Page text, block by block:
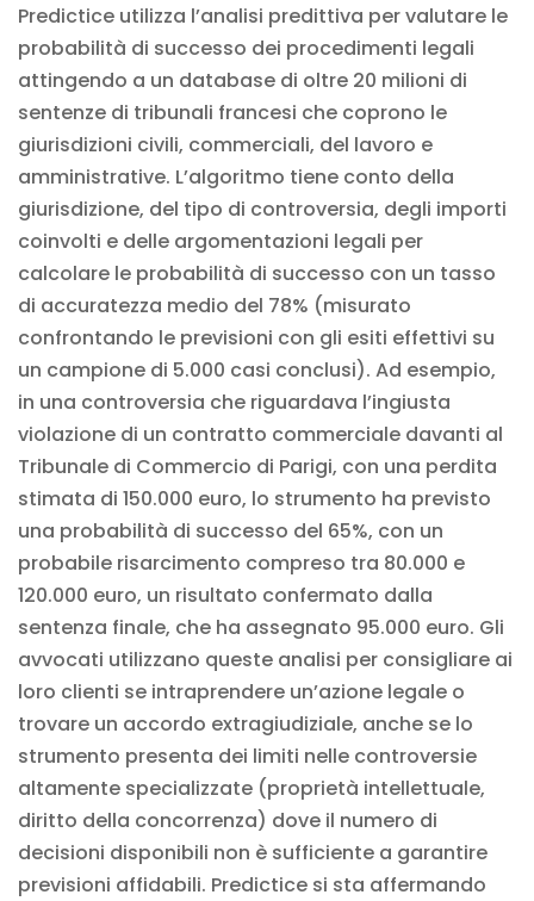
Predictice utilizza l’analisi predittiva per valutare le
probabilità di successo dei procedimenti legali
attingendo a un database di oltre 20 milioni di
sentenze di tribunali francesi che coprono le
giurisdizioni civili, commerciali, del lavoro e
amministrative. L’algoritmo tiene conto della
giurisdizione, del tipo di controversia, degli importi
coinvolti e delle argomentazioni legali per
calcolare le probabilità di successo con un tasso
di accuratezza medio del 78% (misurato
confrontando le previsioni con gli esiti effettivi su
un campione di 5.000 casi conclusi). Ad esempio,
in una controversia che riguardava l’ingiusta
violazione di un contratto commerciale davanti al
Tribunale di Commercio di Parigi, con una perdita
stimata di 150.000 euro, lo strumento ha previsto
una probabilità di successo del 65%, con un
probabile risarcimento compreso tra 80.000 e
120.000 euro, un risultato confermato dalla
sentenza finale, che ha assegnato 95.000 euro. Gli
avvocati utilizzano queste analisi per consigliare ai
loro clienti se intraprendere un’azione legale o
trovare un accordo extragiudiziale, anche se lo
strumento presenta dei limiti nelle controversie
altamente specializzate (proprietà intellettuale,
diritto della concorrenza) dove il numero di
decisioni disponibili non è sufficiente a garantire
previsioni affidabili. Predictice si sta affermando